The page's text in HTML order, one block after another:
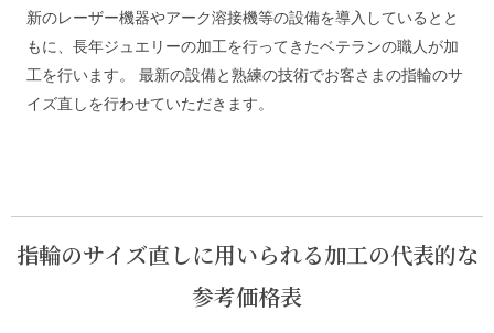
新のレーザー機器やアーク溶接機等の設備を導入しているとと
もに、長年ジュエリーの加工を行ってきたベテランの職人が加
工を行います。 最新の設備と熟練の技術でお客さまの指輪のサ
イズ直しを行わせていただきます。
指輪のサイズ直しに用いられる加工の代表的な
参考価格表